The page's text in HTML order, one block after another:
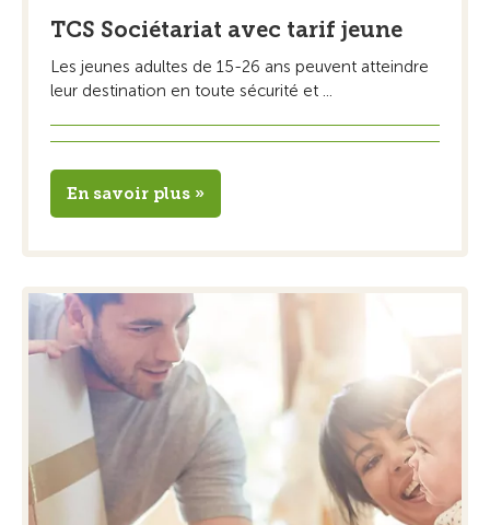
TCS Sociétariat avec tarif jeune
Les jeunes adultes de 15-26 ans peuvent atteindre
leur destination en toute sécurité et ...
En savoir plus »